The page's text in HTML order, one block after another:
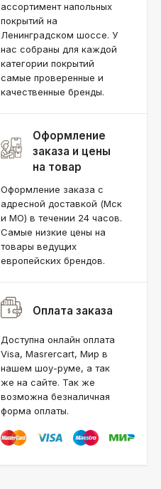
ассортимент напольных
покрытий на
Ленинградском шоссе. У
нас собраны для каждой
категории покрытий
самые проверенные и
качественные бренды.
Оформление
заказа и цены
на товар
Оформление заказа с
адресной доставкой (Мск
и МО) в течении 24 часов.
Самые низкие цены на
товары ведущих
европейских брендов.
Оплата заказа
Доступна онлайн оплата
Visa, Masrercart, Мир в
нашем шоу-руме, а так
же на сайте. Так же
возможна безналичная
форма оплаты.